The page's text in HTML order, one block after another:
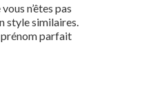
n’êtes pas
style similaires.
prénom parfait